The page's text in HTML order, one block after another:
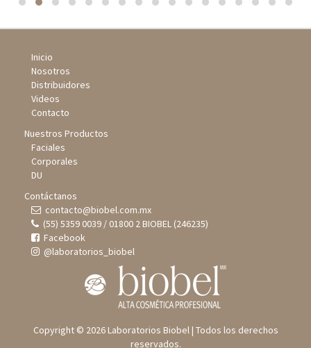
Inicio
Nosotros
Distribuidores
Videos
Contacto
Nuestros Productos
Faciales
Corporales
DU
Contáctanos
contacto@biobel.com.mx
(55) 5359 0039 / 01800 2 BIOBEL (246235)
Facebook
@laboratorios_biobel
Copyright © 2026 Laboratorios Biobel | Todos los derechos
reservados.